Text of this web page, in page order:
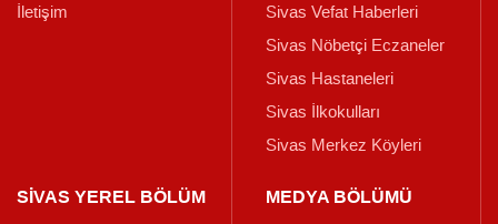
İletişim
Sivas Vefat Haberleri
Sivas Nöbetçi Eczaneler
Sivas Hastaneleri
Sivas İlkokulları
Sivas Merkez Köyleri
SİVAS YEREL BÖLÜM MEDYA BÖLÜMÜ